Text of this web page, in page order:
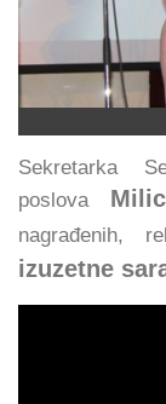
Sekretarka
poslova
nagrađenih,
izuzetne